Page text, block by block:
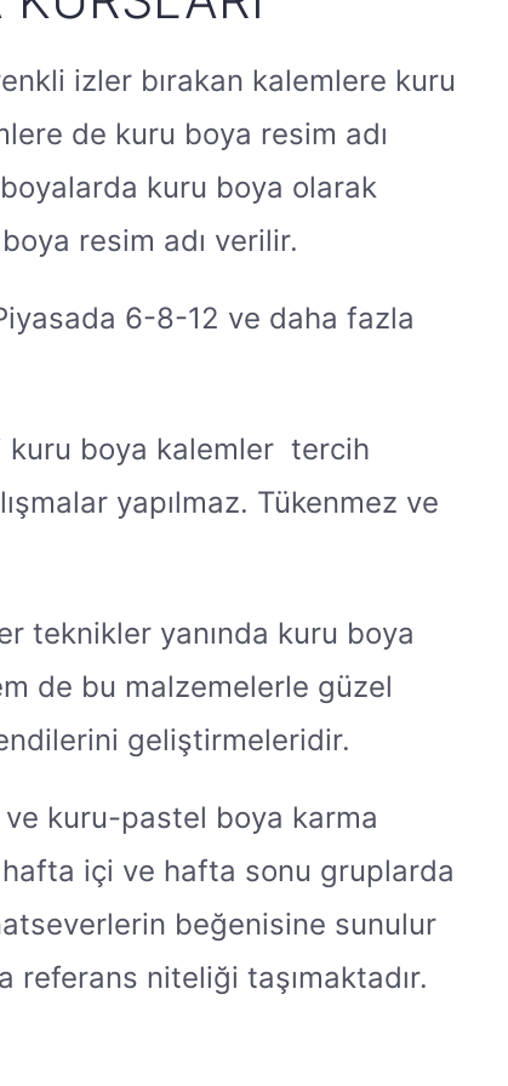
izler bırakan kalemlere kuru
de kuru boya resim adı
kuru boya olarak
resim adı verilir.
6-8-12 ve daha fazla
kuru boya kalemler tercih
yapılmaz. Tükenmez ve
teknikler yanında kuru boya
de bu malzemelerle güzel
geliştirmeleridir.
kuru-pastel boya karma
hafta içi ve hafta sonu gruplarda
beğenisine sunulur
referans niteliği taşımaktadır.